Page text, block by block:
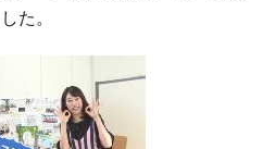
た。